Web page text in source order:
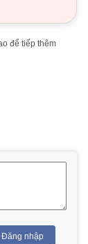
để tiếp thêm
Đăng nhập